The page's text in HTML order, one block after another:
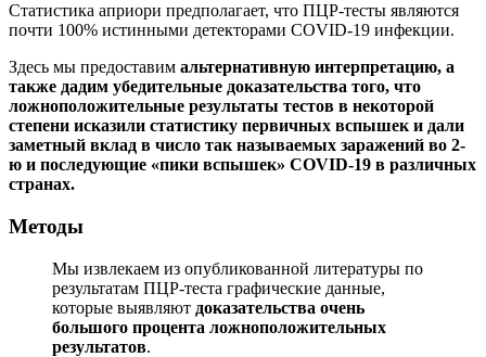
Статистика априори предполагает, что ПЦР-тесты являются
почти 100% истинными детекторами COVID-19 инфекции.
Здесь мы предоставим альтернативную интерпретацию, а
также дадим убедительные доказательства того, что
ложноположительные результаты тестов в некоторой
степени исказили статистику первичных вспышек и дали
заметный вклад в число так называемых заражений во 2-
ю и последующие «пики вспышек» COVID-19 в различных
странах.
Методы
Мы извлекаем из опубликованной литературы по
результатам ПЦР-теста графические данные,
которые выявляют доказательства очень
большого процента ложноположительных
результатов.